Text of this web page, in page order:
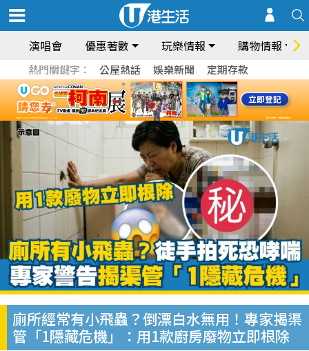
演唱會 優惠著數 玩樂情報 購物情報
熱門關鍵字： 公屋熱話 娛樂新聞 定期存款
廁所經常有小飛蟲？倒漂白水無用！專家揭渠
管「1隱藏危機」：用1款廚房廢物立即根除